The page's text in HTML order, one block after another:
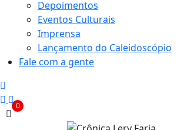
Depoimentos
Eventos Culturais
Imprensa
Lançamento do Caleidoscópio
Fale com a gente
0